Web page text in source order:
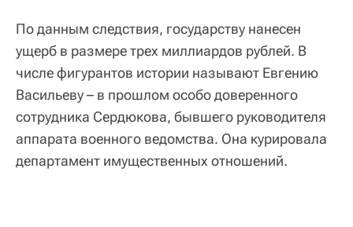
По данным следствия, государству нанесен
ущерб в размере трех миллиардов рублей. В
числе фигурантов истории называют Евгению
Васильеву – в прошлом особо доверенного
сотрудника Сердюкова, бывшего руководителя
аппарата военного ведомства. Она курировала
департамент имущественных отношений.